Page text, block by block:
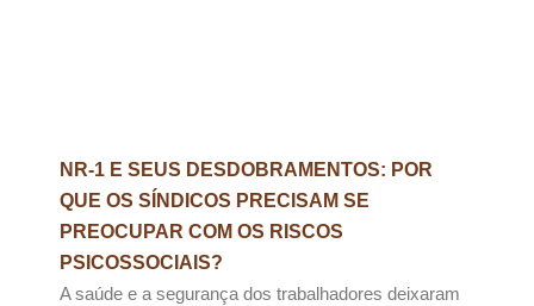
NR-1 E SEUS DESDOBRAMENTOS: POR
QUE OS SÍNDICOS PRECISAM SE
PREOCUPAR COM OS RISCOS
PSICOSSOCIAIS?
A saúde e a segurança dos trabalhadores deixaram